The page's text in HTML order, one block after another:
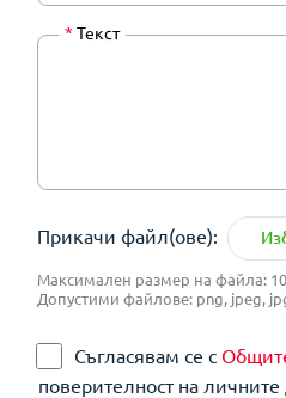
* Текст
Прикачи файл(ове):
Максимален размер на файла:
Допустими файлове: png, jpeg,
Съгласявам се с
поверителност на личните